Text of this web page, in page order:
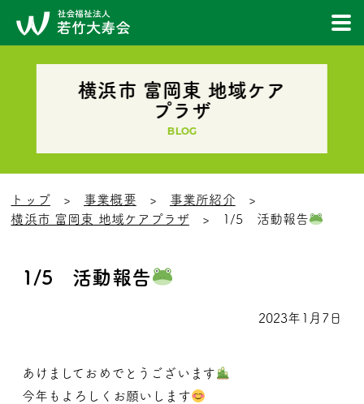
横浜市 富岡東 地域ケア
プラザ
BLOG
トップ 事業概要
事業所紹介
横浜市 富岡東 地域ケアプラザ
1/5 活動報告
1/5 活動報告
2023年1月7日
あけましておめでとうございます
今年もよろしくお願いします